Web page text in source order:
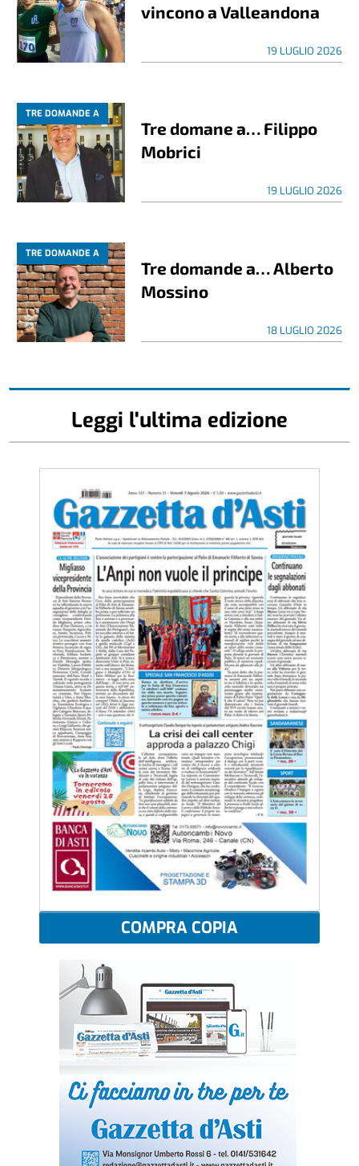
vincono a Valleandona
19 LUGLIO 2026
TRE DOMANDE A
Tre domane a… Filippo
Mobrici
19 LUGLIO 2026
TRE DOMANDE A
Tre domande a… Alberto
Mossino
18 LUGLIO 2026
Leggi l'ultima edizione
COMPRA COPIA